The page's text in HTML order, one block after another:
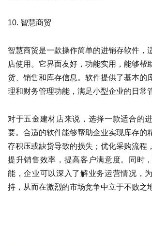
10. 智慧商贸
智慧商贸是一款操作简单的进销存软件，
店使用。它界面友好，功能实用，能够帮
货、销售和库存信息。软件提供了基本的
理和财务管理功能，满足小型企业的日常
对于五金建材店来说，选择一款适合的
要。合适的软件能够帮助企业实现库存的
存积压或缺货导致的损失；优化采购流程
提升销售效率，提高客户满意度。同时
能，企业可以深入了解业务运营情况，
持，从而在激烈的市场竞争中立于不败之